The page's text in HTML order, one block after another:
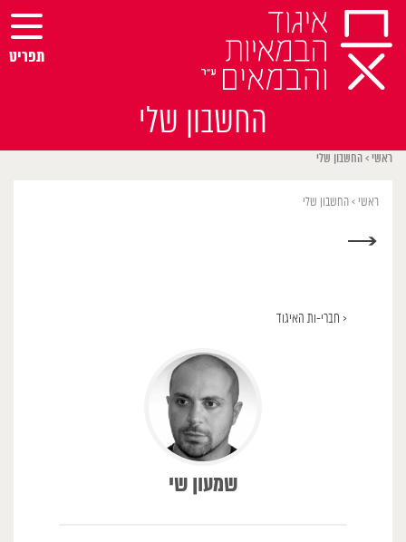
Skip
content
החשבון שלי
תפריט
ראשי > החשבון שלי
ראשי > החשבון שלי
→
< חברי-ות האיגוד
שמעון שי